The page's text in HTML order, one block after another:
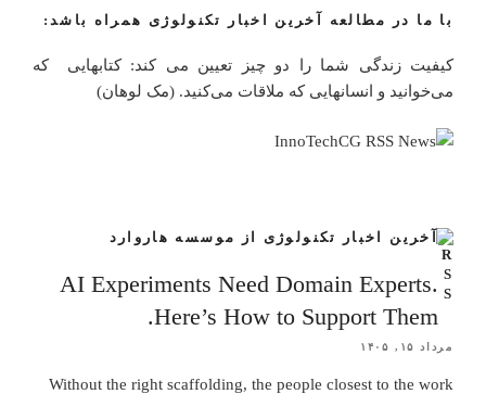
با ما در مطالعه آخرین اخبار تکنولوژی همراه باشد:
کیفیت زندگی شما را دو چیز تعیین می کند: کتابهایی که
می‌خوانید و انسانهایی که ملاقات می‌کنید. (مک لوهان)
آخرین اخبار تکنولوژی از موسسه هاروارد
AI Experiments Need Domain Experts.
Here’s How to Support Them.
مرداد ۱۵, ۱۴۰۵
Without the right scaffolding, the people closest to the work